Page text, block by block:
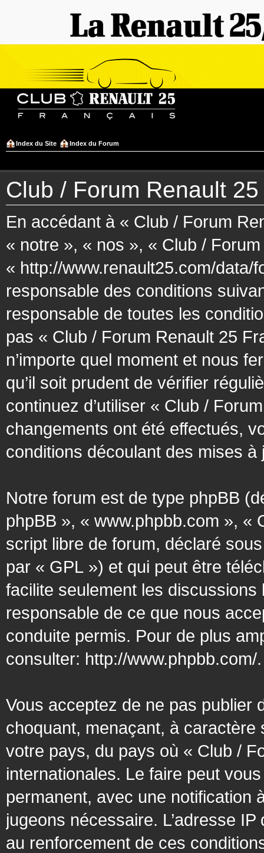
Index du Site Index du Forum
Club / Forum Renault
En accédant à « Club / Forum
« notre », « nos », « Club /
« http://www.renault25.com/data/
responsable des conditions
responsable de toutes les
pas « Club / Forum Renault 25
n’importe quel moment et nous
qu’il soit prudent de vérifier
continuez d’utiliser « Club /
changements ont été effectués,
conditions découlant des mises
Notre forum est de type phpBB
phpBB », « www.phpbb.com », «
script libre de forum, déclaré
par « GPL ») et qui peut être
facilite seulement les
responsable de ce que nous
conduite permis. Pour de plus
consulter: http://www.phpbb.com/.
Vous acceptez de ne pas publier
choquant, menaçant, à
votre pays, du pays où « Club /
internationales. Le faire peut
permanent, avec une notification
jugeons nécessaire. L’adresse
au renforcement de ces